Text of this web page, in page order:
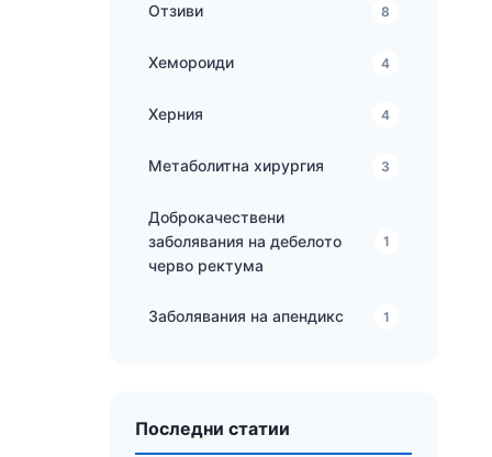
Отзиви 8
Хемороиди 4
Херния 4
Метаболитна хирургия 3
Доброкачествени
заболявания на дебелото
черво ректума
1
Заболявания на апендикс 1
Последни статии